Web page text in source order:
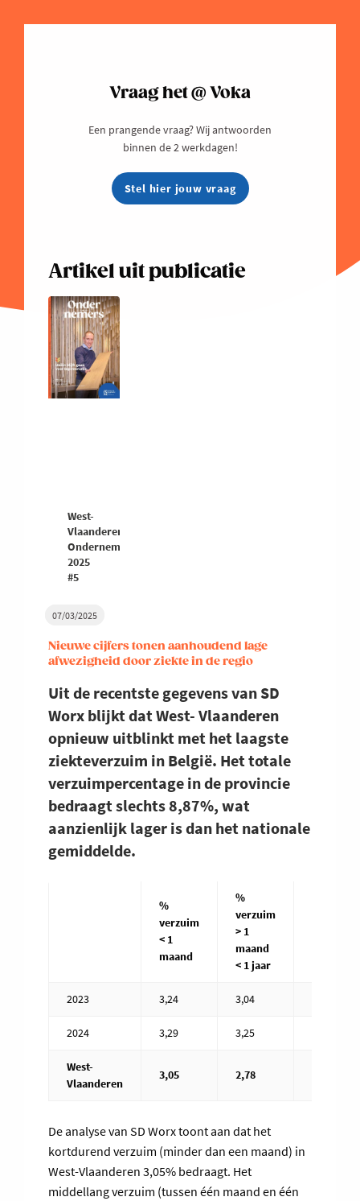
07/03/2025
Nieuwe cijfers tonen aanhoudend lage
afwezigheid door ziekte in de regio
Uit de recentste gegevens van SD
Worx blijkt dat West- Vlaanderen
opnieuw uitblinkt met het laagste
ziekteverzuim in België. Het totale
verzuimpercentage in de provincie
bedraagt slechts 8,87%, wat
aanzienlijk lager is dan het nationale
gemiddelde.
%
verzuim
< 1
maand
%
verzuim
> 1
maand
< 1 jaar
2023 3,24 3,04
2024 3,29 3,25
West-
Vlaanderen
3,05 2,78
De analyse van SD Worx toont aan dat het
kortdurend verzuim (minder dan een maand) in
West-Vlaanderen 3,05% bedraagt. Het
middellang verzuim (tussen één maand en één
Vraag het @ Voka
Een prangende vraag? Wij antwoorden
binnen de 2 werkdagen!
Stel hier jouw vraag
Artikel uit publicatie
West-
Vlaanderen
Ondernemers
2025
#5